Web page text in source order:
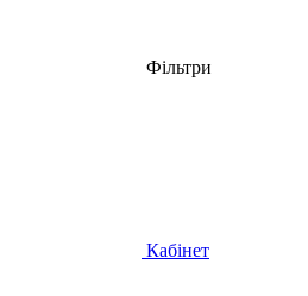
Фільтри
Кабінет